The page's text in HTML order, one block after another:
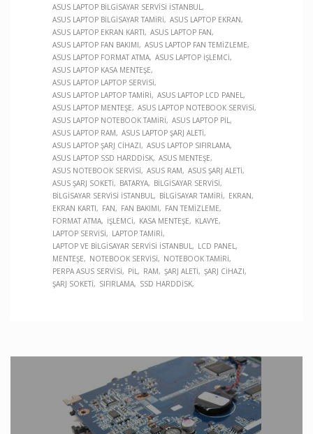
ASUS LAPTOP BILGISAYAR SERVISI İSTANBUL
ASUS LAPTOP BILGISAYAR TAMIRI
ASUS LAPTOP EKRAN
ASUS LAPTOP EKRAN KARTI
ASUS LAPTOP FAN
ASUS LAPTOP FAN BAKIMI
ASUS LAPTOP FAN TEMIZLEME
ASUS LAPTOP FORMAT ATMA ASUS LAPTOP İŞLEMCI
ASUS LAPTOP KASA MENTEŞE
ASUS LAPTOP LAPTOP SERVISI
ASUS LAPTOP LAPTOP TAMIRI
ASUS LAPTOP LCD PANEL
ASUS LAPTOP MENTEŞE
ASUS LAPTOP NOTEBOOK SERVISI
ASUS LAPTOP NOTEBOOK TAMIRI
ASUS LAPTOP PIL
ASUS LAPTOP RAM
ASUS LAPTOP ŞARJ ALETI
ASUS LAPTOP ŞARJ CIHAZI
ASUS LAPTOP SIFIRLAMA
ASUS LAPTOP SSD HARDDISK ASUS MENTEŞE
ASUS NOTEBOOK SERVISI
ASUS RAM
ASUS ŞARJ ALETI
ASUS ŞARJ SOKETI
BATARYA
BILGISAYAR SERVISI
BILGISAYAR SERVISI İSTANBUL
BILGISAYAR TAMIRI
EKRAN
EKRAN KARTI
FAN FAN BAKIMI
FAN TEMIZLEME
FORMAT ATMA
İŞLEMCI KASA MENTEŞE
KLAVYE
LAPTOP SERVISI
LAPTOP TAMIRI
LAPTOP VE BILGISAYAR SERVISI İSTANBUL
LCD PANEL
MENTEŞE
NOTEBOOK SERVISI
NOTEBOOK TAMIRI
PERPA ASUS SERVISI
PIL RAM ŞARJ ALETI
ŞARJ CIHAZI
ŞARJ SOKETI
SIFIRLAMA SSD HARDDISK